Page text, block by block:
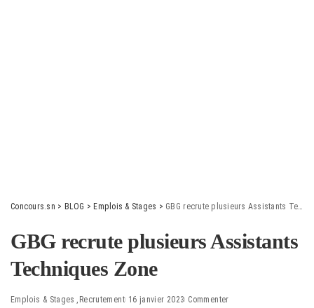
Concours.sn > BLOG > Emplois & Stages > GBG recrute plusieurs Assistants Techniques Zone
GBG recrute plusieurs Assistants
Techniques Zone
Emplois & Stages Recrutement 16 janvier 2023 Commenter